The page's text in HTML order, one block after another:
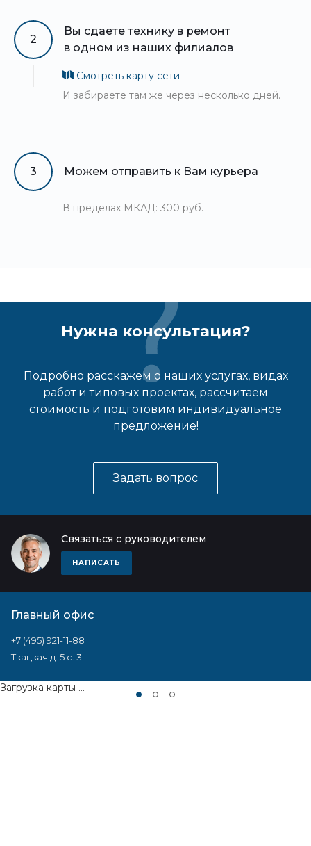
2
Вы сдаете технику в ремонт
в одном из наших филиалов
Смотреть карту сети
И забираете там же через несколько дней.
3 Можем отправить к Вам курьера
В пределах МКАД: 300 руб.
Нужна консультация?
Подробно расскажем о наших услугах, видах
работ и типовых проектах, рассчитаем
стоимость и подготовим индивидуальное
предложение!
Задать вопрос
Связаться с руководителем
НАПИСАТЬ
Главный офис
+7 (495) 921-11-88
Ткацкая д. 5 с. 3
Загрузка карты ...